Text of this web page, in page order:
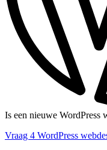
Is een nieuwe WordPress
Vraag 4 WordPress